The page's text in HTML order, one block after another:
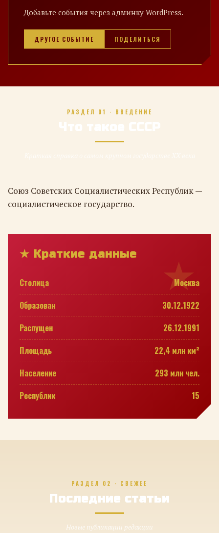
Добавьте события через админку WordPress.
ДРУГОЕ СОБЫТИЕ ПОДЕЛИТЬСЯ
РАЗДЕЛ 01 · ВВЕДЕНИЕ
Что такое СССР
Союз Советских Социалистических Республик —
социалистическое государство.
★ Краткие данные
Столица
Москва
Образован
30.12.1922
Распущен
26.12.1991
Площадь
22,4 млн км²
Население
293 млн чел.
Республик
15
РАЗДЕЛ 02 · СВЕЖЕЕ
Последние статьи
Новые публикации редакции